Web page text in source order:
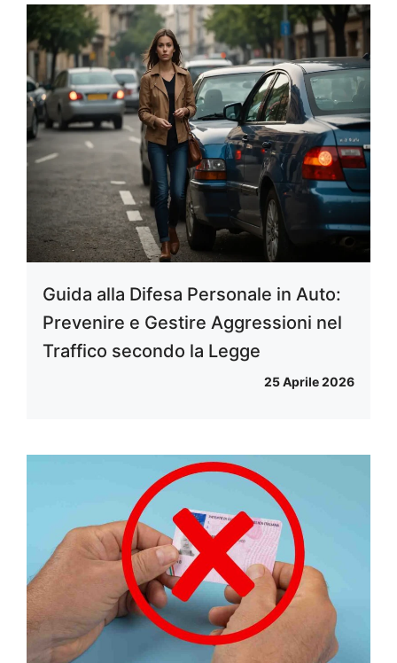
Guida alla Difesa Personale in Auto:
Prevenire e Gestire Aggressioni nel
Traffico secondo la Legge
25 Aprile 2026